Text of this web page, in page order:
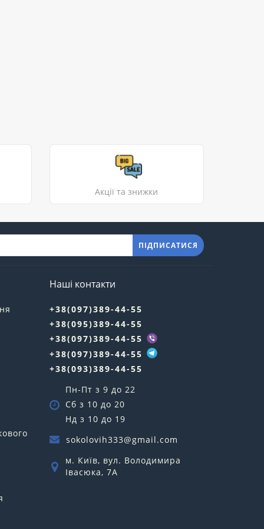
Акції та знижки
ПІДПИСАТИСЯ
Наші контакти
+38(097)389-44-55
+38(095)389-44-55
+38(097)389-44-55
+38(097)389-44-55
+38(093)389-44-55
Пн-Пт з 9 до 22
Сб з 10 до 20
Нд з 10 до 19
sokolovih333@gmail.com
м. Київ, вул. Володимира
Івасюка, 7А